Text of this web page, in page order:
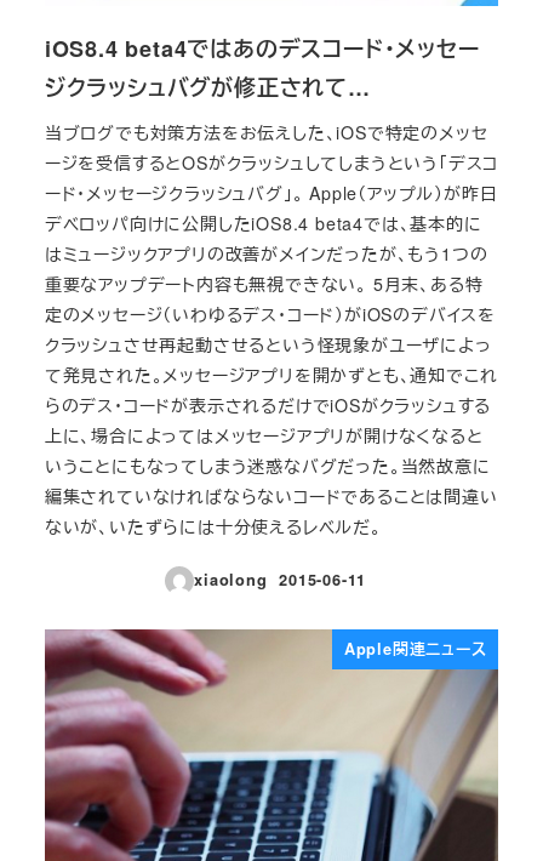
iOS8.4 beta4ではあのデスコード・メッセー
ジクラッシュバグが修正されて…
当ブログでも対策方法をお伝えした、iOSで特定のメッセ
ージを受信するとOSがクラッシュしてしまうという「デスコ
ード・メッセージクラッシュバグ」。 Apple（アップル）が昨日
デベロッパ向けに公開したiOS8.4 beta4では、基本的に
はミュージックアプリの改善がメインだったが、もう1つの
重要なアップデート内容も無視できない。 5月末、ある特
定のメッセージ（いわゆるデス・コード）がiOSのデバイスを
クラッシュさせ再起動させるという怪現象がユーザによっ
て発見された。メッセージアプリを開かずとも、通知でこれ
らのデス・コードが表示されるだけでiOSがクラッシュする
上に、場合によってはメッセージアプリが開けなくなると
いうことにもなってしまう迷惑なバグだった。当然故意に
編集されていなければならないコードであることは間違い
ないが、いたずらには十分使えるレベルだ。
xiaolong
投稿日
2015-06-11
Apple関連ニュース